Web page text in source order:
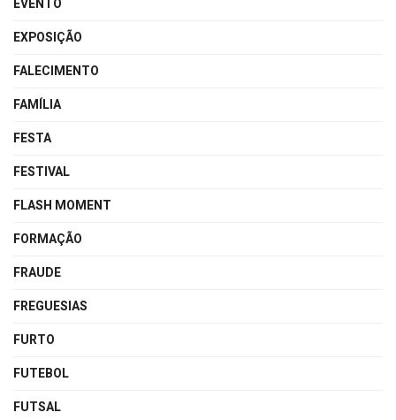
EVENTO
EXPOSIÇÃO
FALECIMENTO
FAMÍLIA
FESTA
FESTIVAL
FLASH MOMENT
FORMAÇÃO
FRAUDE
FREGUESIAS
FURTO
FUTEBOL
FUTSAL